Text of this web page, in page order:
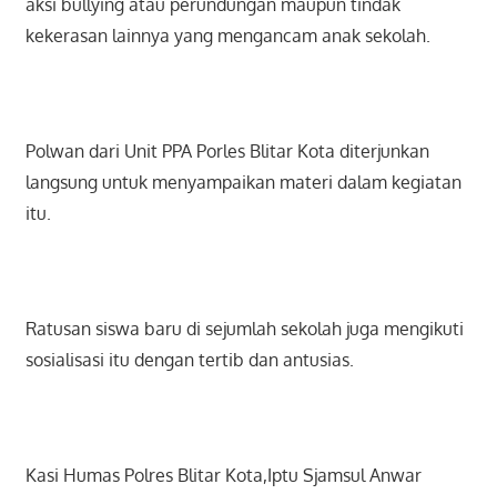
aksi bullying atau perundungan maupun tindak
kekerasan lainnya yang mengancam anak sekolah.
Polwan dari Unit PPA Porles Blitar Kota diterjunkan
langsung untuk menyampaikan materi dalam kegiatan
itu.
Ratusan siswa baru di sejumlah sekolah juga mengikuti
sosialisasi itu dengan tertib dan antusias.
Kasi Humas Polres Blitar Kota,Iptu Sjamsul Anwar